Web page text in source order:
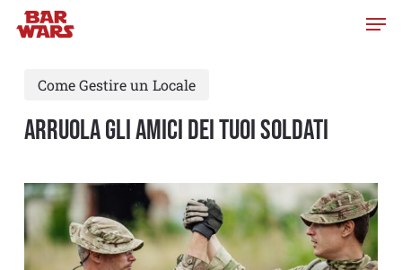
Skip
contentCome Gestire un Locale
Arruola gli amici dei tuoi soldati